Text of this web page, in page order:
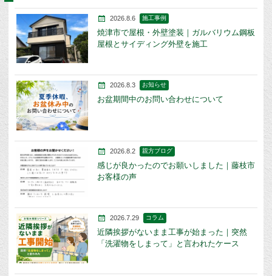
2026.8.6 施工事例
焼津市で屋根・外壁塗装｜ガルバリウム鋼板
屋根とサイディング外壁を施工
2026.8.3 お知らせ
お盆期間中のお問い合わせについて
2026.8.2 親方ブログ
感じが良かったのでお願いしました｜藤枝市
お客様の声
2026.7.29 コラム
近隣挨拶がないまま工事が始まった｜突然
「洗濯物をしまって」と言われたケース